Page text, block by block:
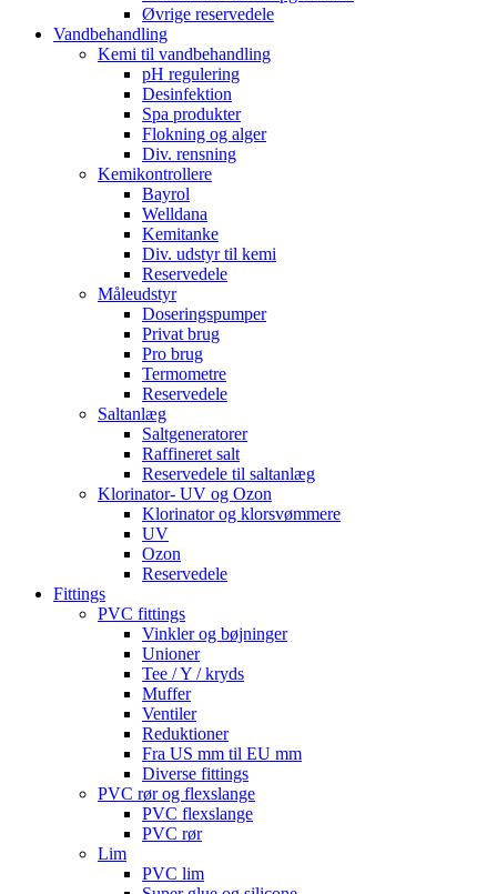
Øvrige reservedele
Vandbehandling
Kemi til vandbehandling
pH regulering
Desinfektion
Spa produkter
Flokning og alger
Div. rensning
Kemikontrollere
Bayrol
Welldana
Kemitanke
Div. udstyr til kemi
Reservedele
Måleudstyr
Doseringspumper
Privat brug
Pro brug
Termometre
Reservedele
Saltanlæg
Saltgeneratorer
Raffineret salt
Reservedele til saltanlæg
Klorinator- UV og Ozon
Klorinator og klorsvømmere
UV
Ozon
Reservedele
Fittings
PVC fittings
Vinkler og bøjninger
Unioner
Tee / Y / kryds
Muffer
Ventiler
Reduktioner
Fra US mm til EU mm
Diverse fittings
PVC rør og flexslange
PVC flexslange
PVC rør
Lim
PVC lim